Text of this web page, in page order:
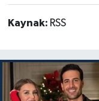
Kaynak: RSS